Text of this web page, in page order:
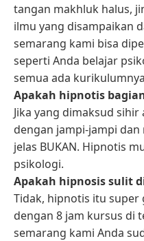
tangan makhluk halus,
ilmu yang disampaikan
semarang kami bisa
seperti Anda belajar
semua ada
Apakah hipnotis
Jika yang dimaksud
dengan jampi-jampi
jelas BUKAN. Hipnotis
psikologi.
Apakah hipnosis sulit
Tidak, hipnotis itu super
dengan 8 jam kursus di
semarang kami Anda